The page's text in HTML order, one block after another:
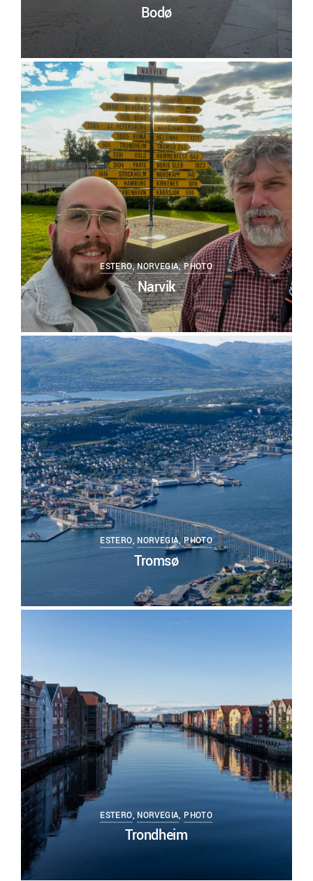
Bodø
0
ESTERO,NORVEGIA,PHOTO
Narvik
0
ESTERO, NORVEGIA,PHOTO
Tromsø
ESTERO,NORVEGIA,PHOTO
Trondheim